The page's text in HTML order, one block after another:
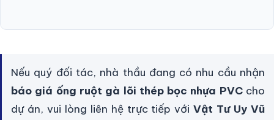
Nếu quý đối tác, nhà thầu đang có nhu cầu nhận
báo giá ống ruột gà lõi thép bọc nhựa PVCcho
dự án, vui lòng liên hệ trực tiếp vớiVật Tư Uy Vũ